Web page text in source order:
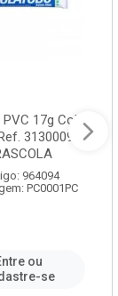
17g Cola
3130009 -
964094
PC0001PC
ou
se